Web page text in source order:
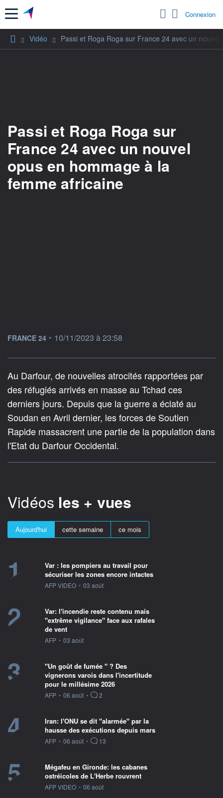
Menu Connexion
Vidéo Passi et Roga Roga sur France 24 avec un
Passi et Roga Roga sur
France 24 avec un nouvel
opus en hommage à la
femme africaine
information fournie par
FRANCE 24 • 10/11/2023 à 23:58
Au Darfour, de nouvelles atrocités rapportées par
des réfugiés arrivés en masse au Tchad ces
derniers jours. Depuis que la guerre a éclaté au
Soudan en Avril dernier, les forces de Soutien
Rapide massacrent une partie de la population dans
l'Etat du Darfour Occidental.
Vidéos les + vues
Aujourd'hui cette semaine ce mois
1
Var : les pompiers au travail pour
sécuriser les zones encore intactes
information fournie par
AFP VIDEO • 03 août
2
Var: l'incendie reste contenu mais
"extrême vigilance" face aux rafales
de vent
information fournie par
AFP • 03 août
3
"Un goût de fumée " ? Des
vignerons varois dans l'incertitude
pour le millésime 2026
information fournie par
AFP • 06 août • 2
4
Iran: l'ONU se dit "alarmée" par la
hausse des exécutions depuis mars
information fournie par
AFP • 06 août • 13
5
Mégafeu en Gironde: les cabanes
ostréicoles de L'Herbe rouvrent
information fournie par
AFP VIDEO • 06 août